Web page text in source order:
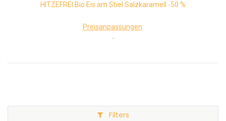
HITZEFREI Bio Eis am Stiel Salzkaramell -50 %
Preisanpassungen:
-
Filters